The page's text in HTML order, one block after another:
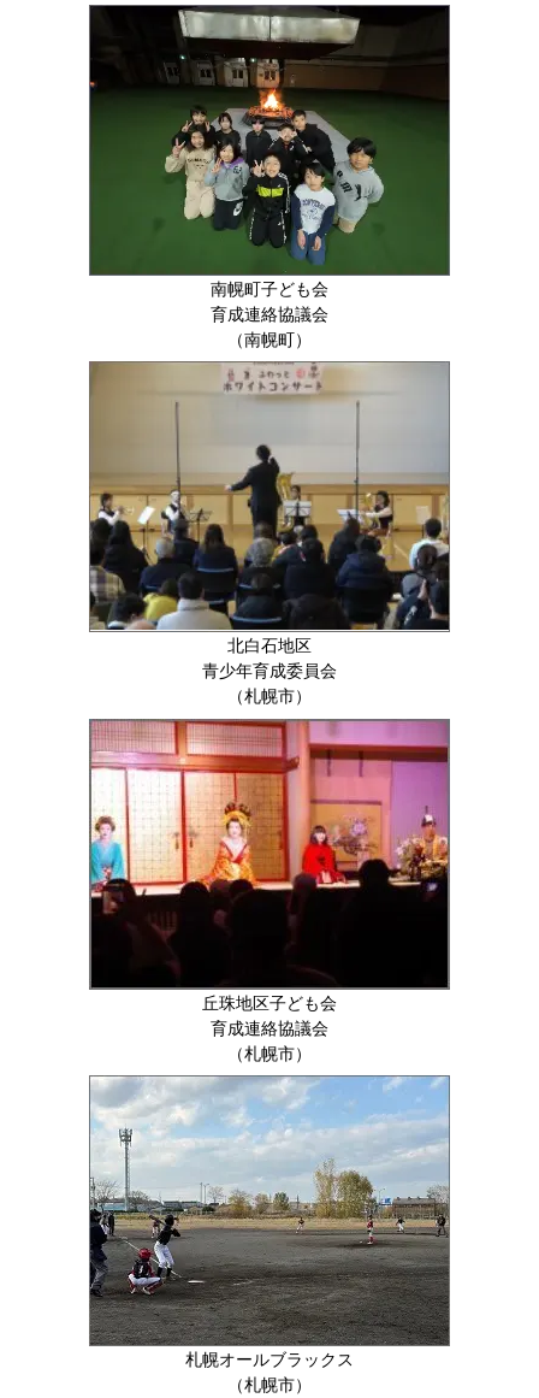
南幌町子ども会
育成連絡協議会
（南幌町）
北白石地区
青少年育成委員会
（札幌市）
丘珠地区子ども会
育成連絡協議会
（札幌市）
札幌オールブラックス
（札幌市）